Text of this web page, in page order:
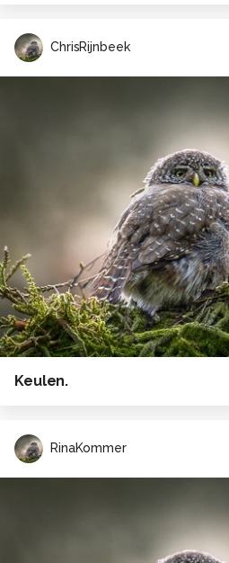
ChrisRijnbeek
Keulen.
RinaKommer